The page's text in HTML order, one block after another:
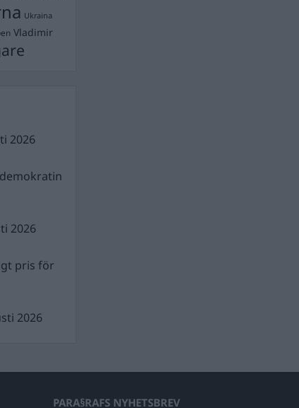
Ukraina
Vladimir
2026
2026
pris för
2026
PARA§RAFS NYHETSBREV